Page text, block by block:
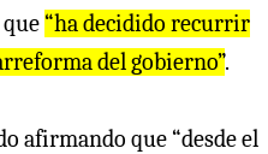
“ha decidido recurrir
del gobierno”.
afirmando que “desde el